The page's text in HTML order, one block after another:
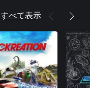
すべて表示